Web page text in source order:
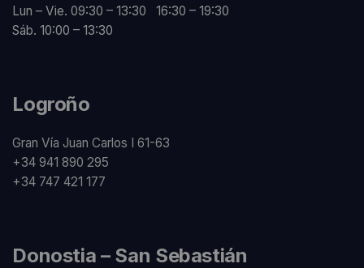
Lun – Vie. 09:30 – 13:30 16:30 – 19:30
Sáb. 10:00 – 13:30
Logroño
Gran Vía Juan Carlos I 61-63
+34 941 890 295
+34 747 421 177
Donostia – San Sebastián